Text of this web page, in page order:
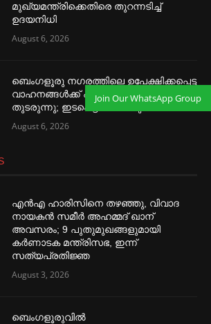
മുഖ്യമന്ത്രിക്കെതിരെ തുറന്നടിച്ച്‌
ഉദയനിധി
August 6, 2026
ബെംഗളൂരു നഗരത്തിലെ ഉപേക്ഷിക്കപ്പെട്ട
വാഹനങ്ങള്‍ക്ക് എതിരായ കടുത്ത നടപടി
തുടരുന്നു; ഇടപെട്ട് മന്ത്രിയും
August 6, 2026
എൻഎ ഹാരിസിനെ തഴ‌‍ഞ്ഞു, വിവാദ
നായകൻ സമീര്‍ അഹമ്മദ് ഖാന്
അവസരം; 9 പുതുമുഖങ്ങളുമായി
കര്‍ണാടക മന്ത്രിസഭ, ഇന്ന്
സത്യപ്രതിജ്ഞ
August 3, 2026
ബെംഗളൂരുവില്‍
Join Our WhatsApp Group